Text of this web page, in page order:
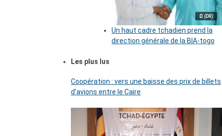
© (DR)
Un haut cadre tchadien prend la
direction générale de la BIA-togo
Les plus lus
Coopération : vers une baisse des prix de billets
d’avions entre le Caire